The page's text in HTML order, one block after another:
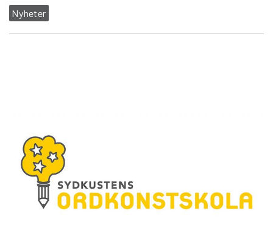
Nyheter